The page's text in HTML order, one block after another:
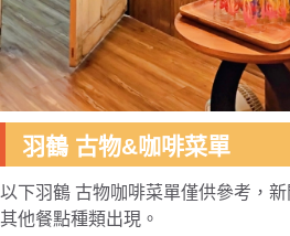
羽鶴 古物&咖啡菜單
以下羽鶴 古物咖啡菜單僅供參考，
其他餐點種類出現。